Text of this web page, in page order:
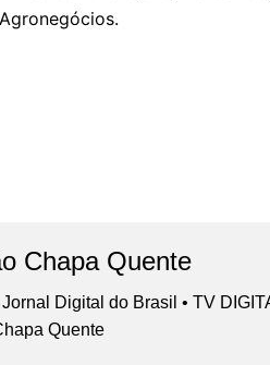
Chapa Quente
Digital do Brasil • TV
Quente